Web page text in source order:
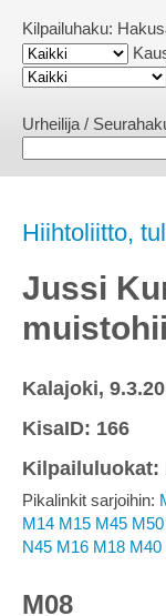
Kilpailuhaku:
Urheilija /
Hiihtoliitto,
Jussi
Kalajoki,
KisaID: 166
Kilpailuluokat:
Pikalinkit sarjoihin:
M14 M15 M45 M50
N45 M16 M18 M40
M08